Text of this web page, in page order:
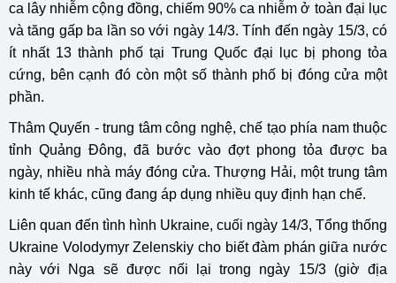
ca lây nhiễm cộng đồng, chiếm 90% ca nhiễm ở toàn đại lục
và tăng gấp ba lần so với ngày 14/3. Tính đến ngày 15/3, có
ít nhất 13 thành phố tại Trung Quốc đại lục bị phong tỏa
cứng, bên cạnh đó còn một số thành phố bị đóng cửa một
phần.
Thâm Quyến - trung tâm công nghệ, chế tạo phía nam thuộc
tỉnh Quảng Đông, đã bước vào đợt phong tỏa được ba
ngày, nhiều nhà máy đóng cửa. Thượng Hải, một trung tâm
kinh tế khác, cũng đang áp dụng nhiều quy định hạn chế.
Liên quan đến tình hình Ukraine, cuối ngày 14/3, Tổng thống
Ukraine Volodymyr Zelenskiy cho biết đàm phán giữa nước
này với Nga sẽ được nối lại trong ngày 15/3 (giờ địa